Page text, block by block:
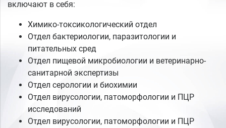
включают в себя:
Химико-токсикологический отдел
Отдел бактериологии, паразитологии и
питательных сред
Отдел пищевой микробиологии и ветеринарно-
санитарной экспертизы
Отдел серологии и биохимии
Отдел вирусологии, патоморфологии и ПЦР
исследований
Отдел вирусологии, патоморфологии и ПЦР